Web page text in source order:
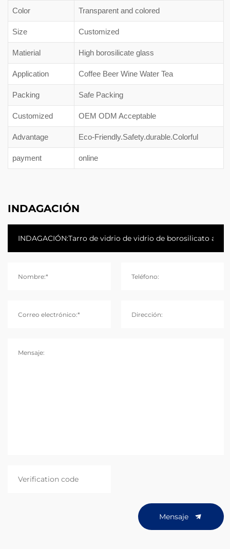
Color Transparent and colored
Size Customized
Matierial High borosilicate glass
Application Coffee Beer Wine Water Tea
Packing Safe Packing
Customized OEM ODM Acceptable
Advantage Eco-Friendly.Safety.durable.Colorful
payment online
INDAGACIÓN
Nombre:* Teléfono:
Correo electrónico:* Dirección:
Mensaje:
Mensaje